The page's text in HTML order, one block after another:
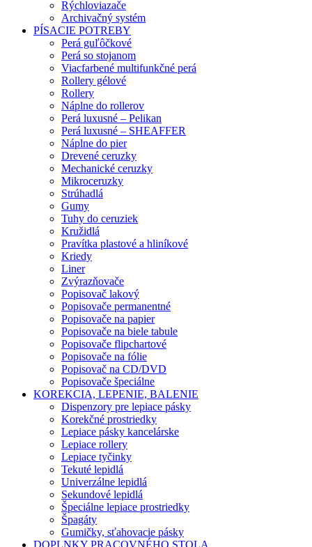
Rýchloviazače
Archivačný systém
PÍSACIE POTREBY
Perá guľôčkové
Perá so stojanom
Viacfarbené multifunkčné perá
Rollery gélové
Rollery
Náplne do rollerov
Perá luxusné – Pelikan
Perá luxusné – SHEAFFER
Náplne do pier
Drevené ceruzky
Mechanické ceruzky
Mikroceruzky
Strúhadlá
Gumy
Tuhy do ceruziek
Kružidlá
Pravítka plastové a hliníkové
Kriedy
Liner
Zvýrazňovače
Popisovač lakový
Popisovače permanentné
Popisovače na papier
Popisovače na biele tabule
Popisovače flipchartové
Popisovače na fólie
Popisovač na CD/DVD
Popisovače špeciálne
KOREKCIA, LEPENIE, BALENIE
Dispenzory pre lepiace pásky
Korekčné prostriedky
Lepiace pásky kancelárske
Lepiace rollery
Lepiace tyčinky
Tekuté lepidlá
Univerzálne lepidlá
Sekundové lepidlá
Špeciálne lepiace prostriedky
Špagáty
Gumičky, sťahovacie pásky
DOPLNKY PRACOVNÉHO STOLA